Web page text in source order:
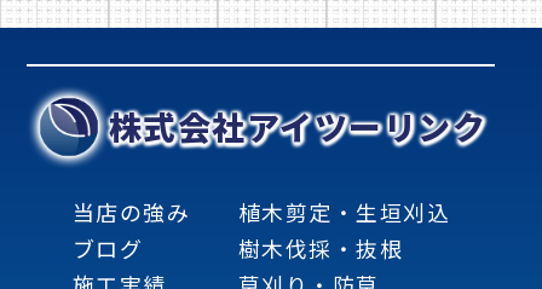
株式会社アイツーリンク
当店の強み
ブログ
植木剪定・生垣刈込
樹木伐採・抜根